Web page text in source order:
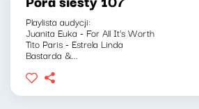
Playlista audycji:
Juanita Euka - For All It's Worth
Tito Paris - Estrela Linda
Bastarda &...